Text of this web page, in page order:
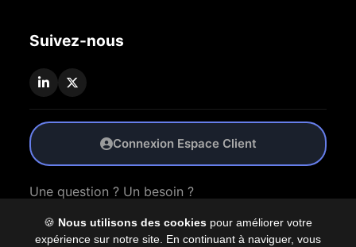
🍪 Nous utilisons des cookies pour améliorer votre
expérience sur notre site. En continuant à naviguer, vous
Suivez-nous
Connexion Espace Client
Une question ? Un besoin ?
Nous Contacter